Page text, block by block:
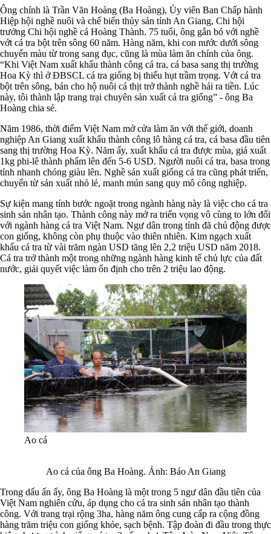
Ông chính là Trần Văn Hoàng (Ba Hoàng), Ủy viên Ban Chấp hành
Hiệp hội nghề nuôi và chế biến thủy sản tỉnh An Giang, Chi hội
trưởng Chi hội nghề cá Hoàng Thành. 75 tuổi, ông gắn bó với nghề
vớt cá tra bột trên sông 60 năm. Hàng năm, khi con nước dưới sông
chuyển màu từ trong sang đục, cũng là mùa làm ăn chính của ông.
“Khi Việt Nam xuất khẩu thành công cá tra, cá basa sang thị trường
Hoa Kỳ thì ở ĐBSCL cá tra giống bị thiếu hụt trầm trọng. Vớt cá tra
bột trên sông, bán cho hộ nuôi cá thịt trở thành nghề hái ra tiền. Lúc
này, tôi thành lập trang trại chuyên sản xuất cá tra giống” - ông Ba
Hoàng chia sẻ.
Năm 1986, thời điểm Việt Nam mở cửa làm ăn với thế giới, doanh
nghiệp An Giang xuất khẩu thành công lô hàng cá tra, cá basa đầu tiên
sang thị trường Hoa Kỳ. Năm ấy, xuất khẩu cá tra được mùa, giá xuất
1kg phi-lê thành phẩm lên đến 5-6 USD. Người nuôi cá tra, basa trong
tỉnh nhanh chóng giàu lên. Nghề sản xuất giống cá tra cũng phát triển,
chuyển từ sản xuất nhỏ lẻ, manh mún sang quy mô công nghiệp.
Sự kiện mang tính bước ngoặt trong ngành hàng này là việc cho cá tra
sinh sản nhân tạo. Thành công này mở ra triển vọng vô cùng to lớn đối
với ngành hàng cá tra Việt Nam. Ngư dân trong tỉnh đã chủ động được
con giống, không còn phụ thuộc vào thiên nhiên. Kim ngạch xuất
khẩu cá tra từ vài trăm ngàn USD tăng lên 2,2 triệu USD năm 2018.
Cá tra trở thành một trong những ngành hàng kinh tế chủ lực của đất
nước, giải quyết việc làm ổn định cho trên 2 triệu lao động.
Ao cá
Ao cá của ông Ba Hoàng. Ảnh: Báo An Giang
Trong dấu ấn ấy, ông Ba Hoàng là một trong 5 ngư dân đầu tiên của
Việt Nam nghiên cứu, áp dụng cho cá tra sinh sản nhân tạo thành
công. Với trang trại rộng 3ha, hàng năm ông cung cấp ra cộng đồng
hàng trăm triệu con giống khỏe, sạch bệnh. Tập đoàn đi đầu trong thực